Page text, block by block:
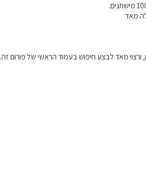
מאד
ורצוי מאד לבצע חיפוש בעמוד הראשי של פורום זה.